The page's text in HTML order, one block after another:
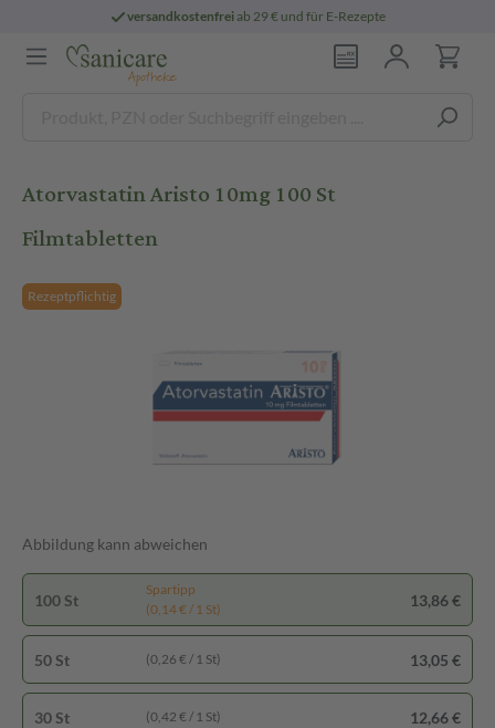
versandkostenfreiab 29 € und für E-Rezepte
Atorvastatin Aristo 10mg 100 St
Filmtabletten
Rezeptpflichtig
Abbildung kann abweichen
100 St
Spartipp
(0,14 € / 1 St)
13,86 €
50 St (0,26 € / 1 St) 13,05 €
30 St (0,42 € / 1 St) 12,66 €